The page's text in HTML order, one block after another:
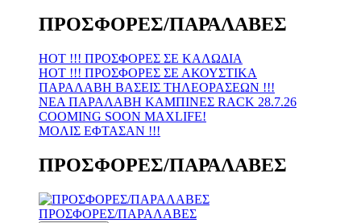
ΠΡΟΣΦΟΡΕΣ/ΠΑΡΑΛΑΒΕΣ
HOT !!! ΠΡΟΣΦΟΡΕΣ ΣΕ KAΛΩΔΙΑ
HOT !!! ΠΡΟΣΦΟΡΕΣ ΣΕ ΑΚΟΥΣΤΙΚΑ
ΠΑΡΑΛΑΒΗ ΒΑΣΕΙΣ ΤΗΛΕΟΡΑΣΕΩΝ !!!
ΝΕΑ ΠΑΡΑΛΑΒΗ KAMΠΙΝΕΣ RACK 28.7.26
COOMING SOON MAXLIFE!
MOΛΙΣ ΕΦΤΑΣΑΝ !!!
ΠΡΟΣΦΟΡΕΣ/ΠΑΡΑΛΑΒΕΣ
ΠΡΟΣΦΟΡΕΣ/ΠΑΡΑΛΑΒΕΣ